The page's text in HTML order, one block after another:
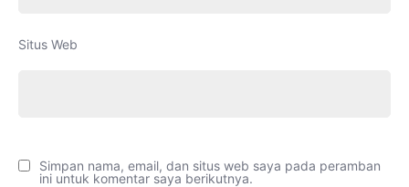
Situs Web
Simpan nama, email, dan situs web saya pada peramban
ini untuk komentar saya berikutnya.